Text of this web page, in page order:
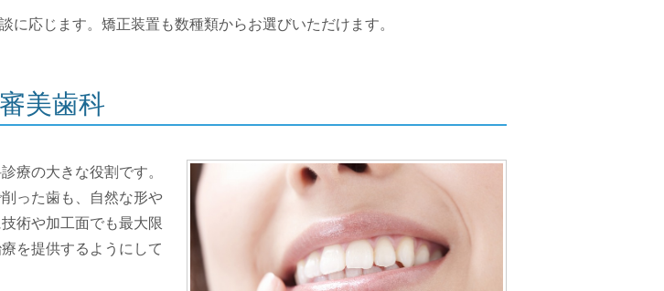
応じます。矯正装置も数種類からお選びいただけます。
審美歯科
療の大きな役割です。
った歯も、自然な形や
術や加工面でも最大限
を提供するようにして